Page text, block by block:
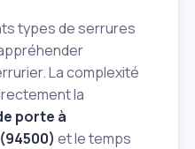
types de serrures
La complexité
la
porte à
et le temps